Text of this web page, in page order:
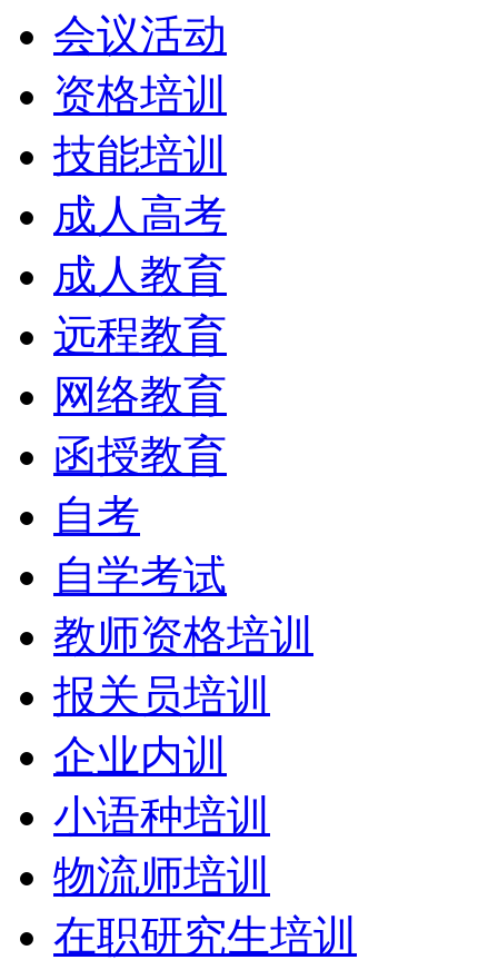
会议活动
资格培训
技能培训
成人高考
成人教育
远程教育
网络教育
函授教育
自考
自学考试
教师资格培训
报关员培训
企业内训
小语种培训
物流师培训
在职研究生培训